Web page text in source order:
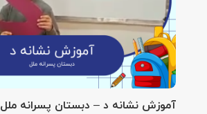
آموزش نشانه د – دبستان پسرانه ملل